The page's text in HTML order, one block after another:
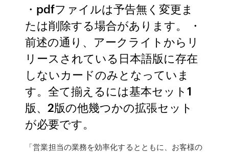
・pdfファイルは予告無く変更ま
たは削除する場合があります。 ・
前述の通り、アークライトからリ
リースされている日本語版に存在
しないカードのみとなっていま
す。全て揃えるには基本セット1
版、2版の他幾つかの拡張セット
が必要です。
「営業担当の業務を効率化するとともに、お客様の